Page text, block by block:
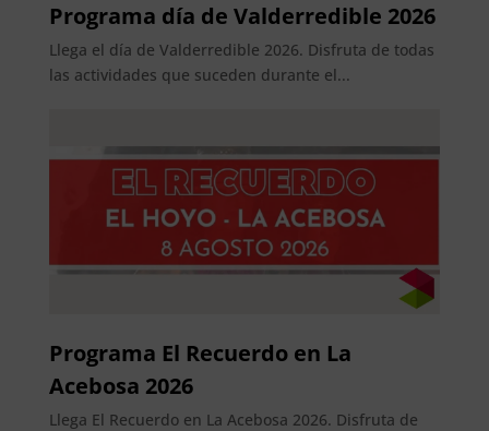
Programa día de Valderredible 2026
Llega el día de Valderredible 2026. Disfruta de todas
las actividades que suceden durante el...
Programa El Recuerdo en La
Acebosa 2026
Llega El Recuerdo en La Acebosa 2026. Disfruta de